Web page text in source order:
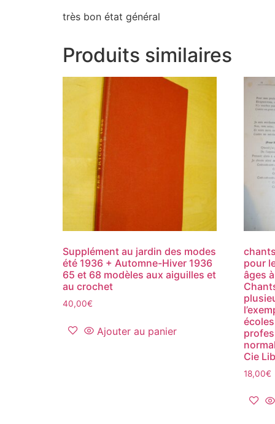
très bon état général
Produits similaires
Supplément au jardin des modes
été 1936 + Automne-Hiver 1936
65 et 68 modèles aux aiguilles et
au crochet
40,00€
Ajouter au panier
pour
âges
Cie
18,00€